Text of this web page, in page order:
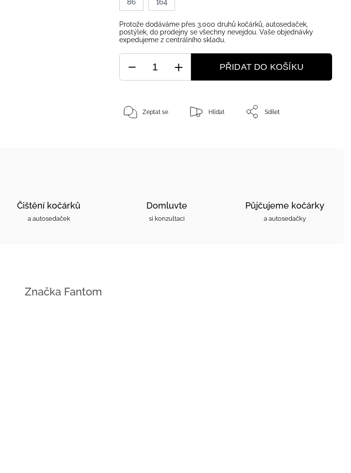
86 164
Protože dodáváme přes 3.000 druhů kočárků, autosedaček,
postýlek, do prodejny se všechny nevejdou. Vaše objednávky
expedujeme z centrálního skladu.
PŘIDAT DO KOŠÍKU
Zeptat se Hlídat Sdílet
Čištění kočárků
a autosedaček
Domluvte
si konzultaci
Půjčujeme kočárky
a autosedačky
Značka Fantom